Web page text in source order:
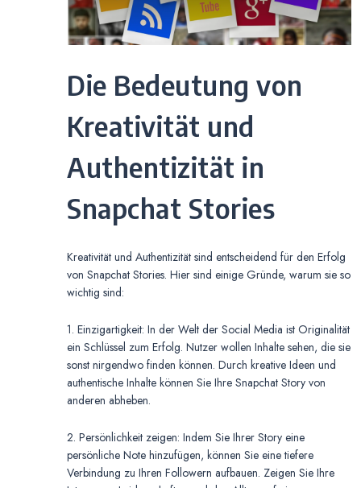
Die Bedeutung von
Kreativität und
Authentizität in
Snapchat Stories
Kreativität und Authentizität sind entscheidend für den Erfolg
von Snapchat Stories. Hier sind einige Gründe, warum sie so
wichtig sind:
1. Einzigartigkeit: In der Welt der Social Media ist Originalität
ein Schlüssel zum Erfolg. Nutzer wollen Inhalte sehen, die sie
sonst nirgendwo finden können. Durch kreative Ideen und
authentische Inhalte können Sie Ihre Snapchat Story von
anderen abheben.
2. Persönlichkeit zeigen: Indem Sie Ihrer Story eine
persönliche Note hinzufügen, können Sie eine tiefere
Verbindung zu Ihren Followern aufbauen. Zeigen Sie Ihre